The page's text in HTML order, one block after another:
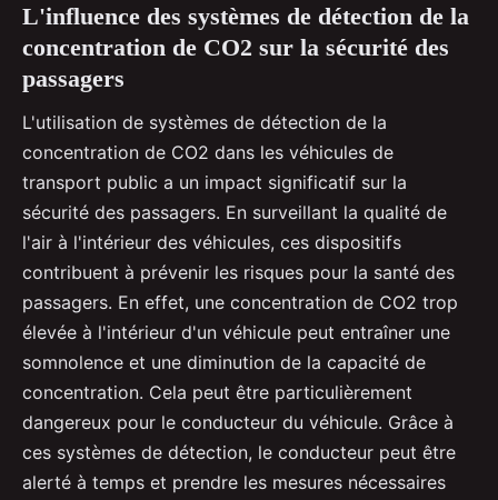
L'influence des systèmes de détection de la
concentration de CO2 sur la sécurité des
passagers
L'utilisation de systèmes de détection de la
concentration de CO2 dans les véhicules de
transport public a un impact significatif sur la
sécurité des passagers. En surveillant la qualité de
l'air à l'intérieur des véhicules, ces dispositifs
contribuent à prévenir les risques pour la santé des
passagers. En effet, une concentration de CO2 trop
élevée à l'intérieur d'un véhicule peut entraîner une
somnolence et une diminution de la capacité de
concentration. Cela peut être particulièrement
dangereux pour le conducteur du véhicule. Grâce à
ces systèmes de détection, le conducteur peut être
alerté à temps et prendre les mesures nécessaires